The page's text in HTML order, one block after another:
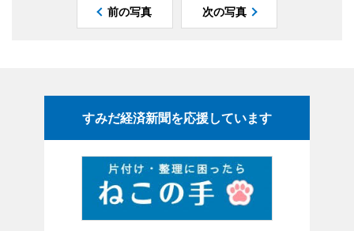
前の写真 次の写真
すみだ経済新聞を応援しています